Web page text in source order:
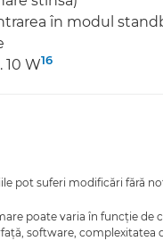
în modul
10 W16
pot suferi modificări fără
poate varia în funcţie de
software, complexitatea